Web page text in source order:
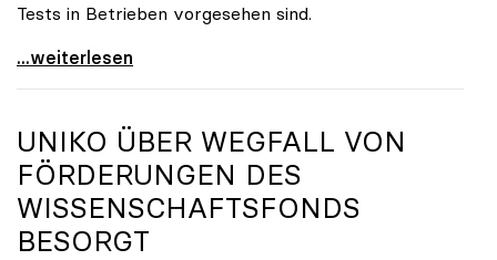
Tests in Betrieben vorgesehen sind.
uniko begrüßt Spielraum durch Testmöglichkeiten
...weiterlesen
UNIKO ÜBER WEGFALL VON
FÖRDERUNGEN DES
WISSENSCHAFTSFONDS
BESORGT